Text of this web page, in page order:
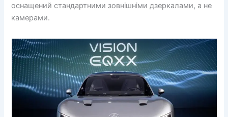
оснащений стандартними зовнішніми дзеркалами, а не
камерами.